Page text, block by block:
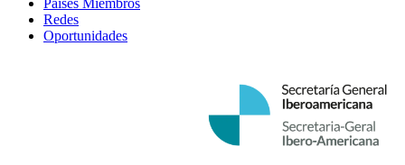
Países Miembros
Redes
Oportunidades